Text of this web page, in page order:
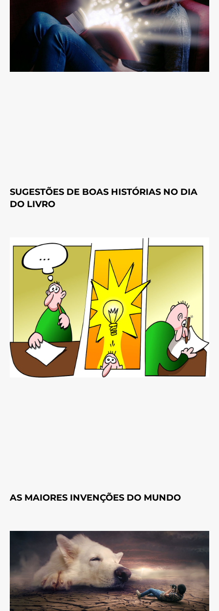
SUGESTÕES DE BOAS HISTÓRIAS NO DIA
DO LIVRO
AS MAIORES INVENÇÕES DO MUNDO